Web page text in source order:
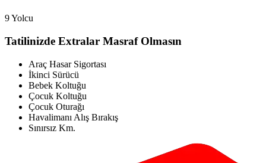
9 Yolcu
Tatilinizde Extralar Masraf Olmasın
Araç Hasar Sigortası
İkinci Sürücü
Bebek Koltuğu
Çocuk Koltuğu
Çocuk Oturağı
Havalimanı Alış Bırakış
Sınırsız Km.